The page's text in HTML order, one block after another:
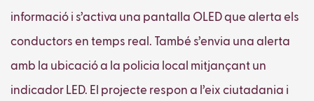
informació i s’activa una pantalla OLED que alerta els
conductors en temps real. També s’envia una alerta
amb la ubicació a la policia local mitjançant un
indicador LED. El projecte respon a l’eix ciutadania i